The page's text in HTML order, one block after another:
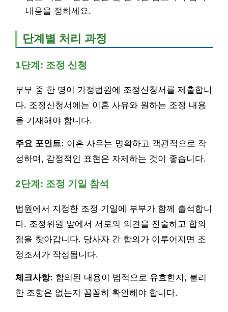
내용을 정하세요.
단계별 처리 과정
1단계: 조정 신청
부부 중 한 명이 가정법원에 조정신청서를 제출합니
다. 조정신청서에는 이혼 사유와 원하는 조정 내용
을 기재해야 합니다.
주요 포인트: 이혼 사유는 명확하고 객관적으로 작
성하며, 감정적인 표현은 자제하는 것이 좋습니다.
2단계: 조정 기일 참석
법원에서 지정한 조정 기일에 부부가 함께 출석합니
다. 조정위원 앞에서 서로의 의견을 진술하고 합의
점을 찾아갑니다. 당사자 간 합의가 이루어지면 조
정조서가 작성됩니다.
체크사항: 합의된 내용이 법적으로 유효한지, 불리
한 조항은 없는지 꼼꼼히 확인해야 합니다.